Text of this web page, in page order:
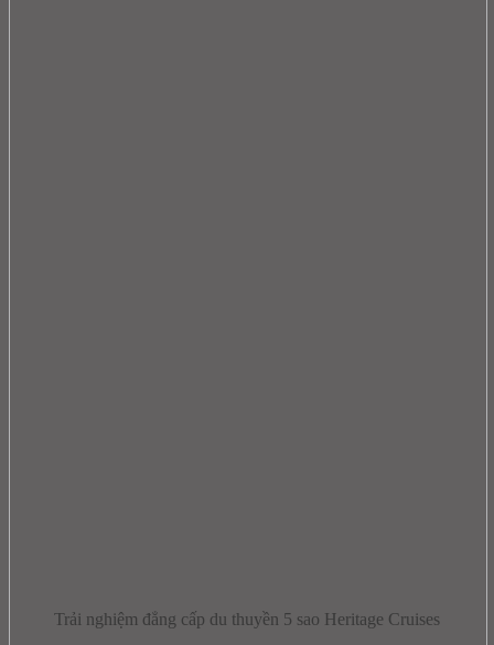
Trải nghiệm đẳng cấp du thuyền 5 sao Heritage Cruises